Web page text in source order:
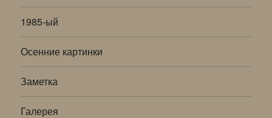
1985-ый
Осенние картинки
Заметка
Галерея